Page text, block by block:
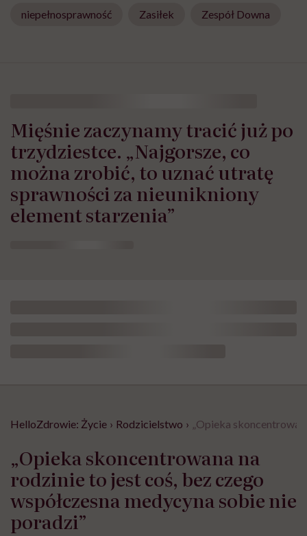
niepełnosprawność Zasiłek Zespół Downa
Mięśnie zaczynamy tracić już po
trzydziestce. „Najgorsze, co
można zrobić, to uznać utratę
sprawności za nieunikniony
element starzenia”
HelloZdrowie: Życie › Rodzicielstwo › „Opieka
„Opieka skoncentrowana na
rodzinie to jest coś, bez czego
współczesna medycyna sobie nie
poradzi”